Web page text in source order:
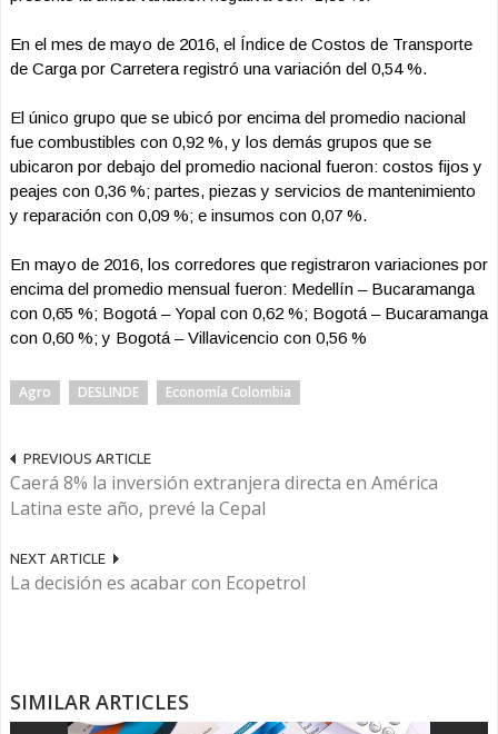
En el mes de mayo de 2016, el Índice de Costos de Transporte
de Carga por Carretera registró una variación del 0,54 %.
El único grupo que se ubicó por encima del promedio nacional
fue combustibles con 0,92 %, y los demás grupos que se
ubicaron por debajo del promedio nacional fueron: costos fijos y
peajes con 0,36 %; partes, piezas y servicios de mantenimiento
y reparación con 0,09 %; e insumos con 0,07 %.
En mayo de 2016, los corredores que registraron variaciones por
encima del promedio mensual fueron: Medellín – Bucaramanga
con 0,65 %; Bogotá – Yopal con 0,62 %; Bogotá – Bucaramanga
con 0,60 %; y Bogotá – Villavicencio con 0,56 %
Agro DESLINDE Economía Colombia
PREVIOUS ARTICLE
Caerá 8% la inversión extranjera directa en América
Latina este año, prevé la Cepal
NEXT ARTICLE
La decisión es acabar con Ecopetrol
SIMILAR ARTICLES